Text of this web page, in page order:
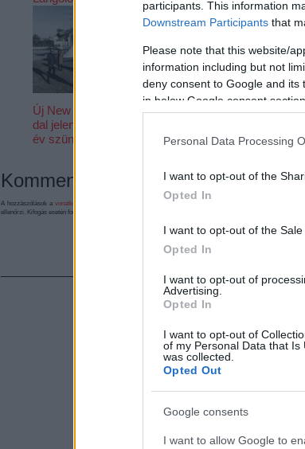
participants. This information
Downstream Participants that
Please note that this website/
information including but not
deny consent to Google and
in below Google consent section.
Personal Data Processing
I want to opt-out of the
Opted In
I want to opt-out of the Sale
Opted In
I want to opt-out of
Advertising.
Opted In
I want to opt-out of
of my Personal Data that
was collected.
Opted Out
Google consents
I want to allow Google to
Új New Order-
dal jelent meg öt
év szünet után
Kommentek:
A hozzászólások a vonatkozó jogszabályok értelmében felhasználói tartalomnak minősülnek, értük a
ellenőrzi. Kifogás esetén forduljon a blog szerkesztőjéhez. Részletek a